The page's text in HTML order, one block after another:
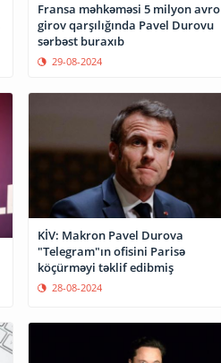
Fransa məhkəməsi 5 milyon avro
girov qarşılığında Pavel Durovu
sərbəst buraxıb
29-08-2024
KİV: Makron Pavel Durova
"Telegram"ın ofisini Parisə
köçürməyi təklif edibmiş
28-08-2024